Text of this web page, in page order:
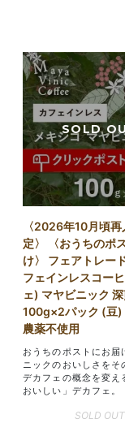
〈2026年10月頃
定〉 〈おうちのポ
け〉 フェアトレー
フェインレスコー
ェ) マヤビニック 深
100g×2パック (豆)
農薬不使用
おうちのポストにお届
ニックのおいしさをそ
デカフェの概念を変え
おいしい」デカフェ。
SOLD OUT